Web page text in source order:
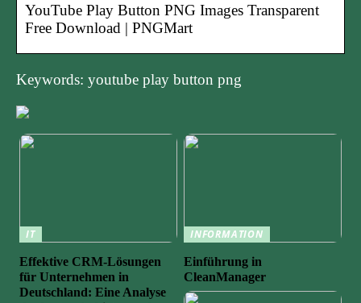
YouTube Play Button PNG Images Transparent
Free Download | PNGMart
Keywords: youtube play button png
IT
Effektive CRM-Lösungen
für Unternehmen in
Deutschland: Eine Analyse
INFORMATION
Einführung in
CleanManager